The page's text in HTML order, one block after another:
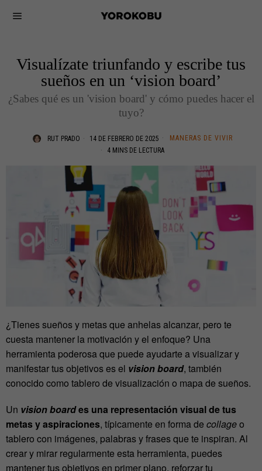
Visualízate triunfando y escribe tus
sueños en un ‘vision board’
¿Sabes qué es un 'vision board' y cómo puedes hacer el
tuyo?
RUT PRADO 14 DE FEBRERO DE 2025
MANERAS DE VIVIR
4 MINS DE LECTURA
¿Tienes sueños y metas que anhelas alcanzar, pero te
cuesta mantener la motivación y el enfoque? Una
herramienta poderosa que puede ayudarte a visualizar y
manifestar tus objetivos es el vision board, también
conocido como tablero de visualización o mapa de sueños.
Un vision boardes una representación visual de tus
metas y aspiraciones, típicamente en forma de collageo
tablero con imágenes, palabras y frases que te inspiran. Al
crear y mirar regularmente esta herramienta, puedes
mantener tus objetivos en primer plano, reforzar tu